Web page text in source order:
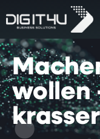
wollen